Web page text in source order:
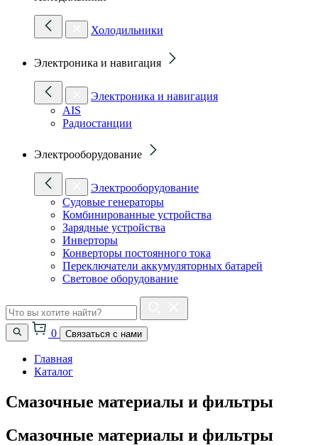
Холодильники
Электроника и навигация
Электроника и навигация
AIS
Радиостанции
Электрооборудование
Электрооборудование
Судовые генераторы
Комбинированные устройства
Зарядные устройства
Инверторы
Конверторы постоянного тока
Переключатели аккумуляторных батарей
Световое оборудование
0 Связаться с нами
Главная
Каталог
Смазочные материалы и фильтры
Смазочные материалы и фильтры